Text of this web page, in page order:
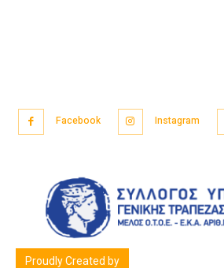
Facebook Instagram
Proudly Created by